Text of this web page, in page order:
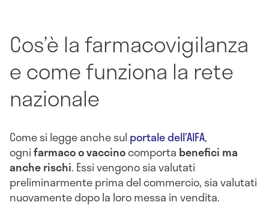
Cos’è la farmacovigilanza
e come funziona la rete
nazionale
Come si legge anche sul portale dell’AIFA,
ognifarmaco o vaccinocomporta benefici ma
anche rischi. Essi vengono sia valutati
preliminarmente prima del commercio, sia valutati
nuovamente dopo la loro messa in vendita.